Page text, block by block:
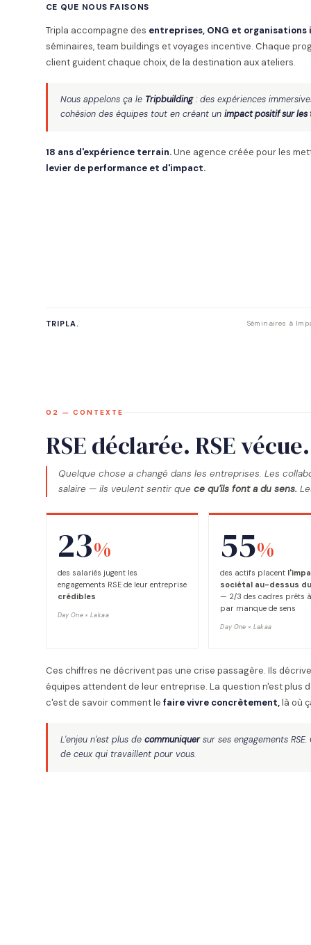
CE QUE NOUS FAISONS
Tripla accompagne des entreprises, ONG et
séminaires, team buildings et voyages incentive. Chaque
client guident chaque choix, de la destination aux ateliers.
Nous appelons ça le Tripbuilding: des expériences
cohésion des équipes tout en créant un impact positif sur les
18 ans d'expérience terrain.Une agence créée pour les
levier de performance et d'impact.
TRIPLA. Séminaires à
02 — CONTEXTE
RSE déclarée. RSE vécue.
Quelque chose a changé dans les entreprises. Les
salaire — ils veulent sentir que ce qu'ils font a du sens.
23%
des salariés jugent les
engagements RSE de leur entreprise
crédibles
Day One × Lakaa
55%
des actifs placent
sociétal au-dessus
— 2/3 des cadres prêts
par manque de sens
Day One × Lakaa
Ces chiffres ne décrivent pas une crise passagère. Ils
équipes attendent de leur entreprise. La question n'est plus
c'est de savoir comment le faire vivre concrètement,là où
L'enjeu n'est plus de communiquersur ses engagements
de ceux qui travaillent pour vous.